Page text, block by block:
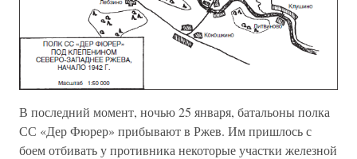
В последний момент, ночью 25 января, батальоны полка
СС «Дер Фюрер» прибывают в Ржев. Им пришлось с
боем отбивать у противника некоторые участки железной